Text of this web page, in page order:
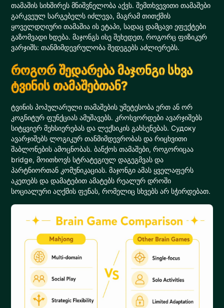
თამაშის სიხშირეს მნიშვნელობა აქვს. შემთხვევითი თამაშები
გარკვეულ სარგებელს იძლევა, მაგრამ თითქმის
ყოველდღიური თამაშია ის ეტაპი, სადაც დამცავი ეფექტები
გაზომვადი ხდება. მაჯონგს ისე შეხედეთ, როგორც ფიზიკურ
ვარჯიშს: თანმიმდევრულობა შედეგებს აძლიერებს.
როგორ შედარება მაჯონგი სხვა
ტვინის თამაშებთან?
ტვინის პოპულარული თამაშების უმეტესობა ერთ ან ორ
კოგნიტურ ფუნქციას ამუშავებს. კროსვორდები ავარჯიშებს
სიტყვიერ მეხსიერებას და ლექსიკის გახსენებას. Судоку
ავარჯიშებს ლოგიკურ თანმიმდევრობას და რიცხვითი
შაბლონების ამოცნობას. ბანქოს თამაშები, როგორიცაა
bridge, მოითხოვს სტრატეგიულ დაგეგმვას და
პარტნიორთან კომუნიკაციას. მაჯონგი ამას ყველაფერს
აკეთებს და დამატებით ამატებს რეალურ დროში
სოციალური აღქმის ფენას, რომელიც სხვებს არ სჭირდებათ.